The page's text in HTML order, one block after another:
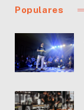
Populares